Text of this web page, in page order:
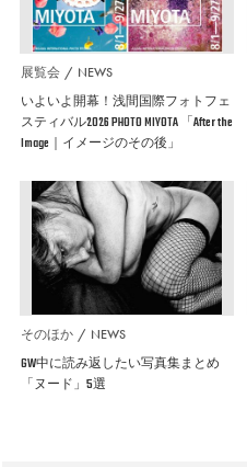
展覧会 NEWS
いよいよ開幕！浅間国際フォトフェ
スティバル2026 PHOTO MIYOTA 「After the
Image｜イメージのその後」
そのほか NEWS
GW中に読み返したい写真集まとめ
「ヌード」5選